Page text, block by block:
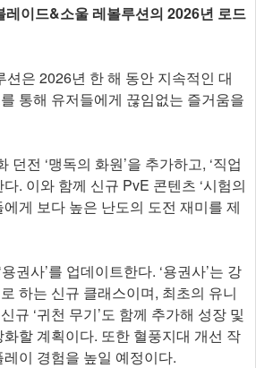
레이드&소울 레볼루션의 2026년 로드
은 2026년 한 해 동안 지속적인 대
통해 유저들에게 끊임없는 즐거움을
던전 ‘맹독의 화원’을 추가하고, ‘직업
. 이와 함께 신규 PvE 콘텐츠 ‘시험의
게 보다 높은 난도의 도전 재미를 제
권사’를 업데이트한다. ‘용권사’는 강
하는 신규 클래스이며, 최초의 유니
규 ‘귀천 무기’도 함께 추가해 성장 및
할 계획이다. 또한 혈풍지대 개선 작
이 경험을 높일 예정이다.